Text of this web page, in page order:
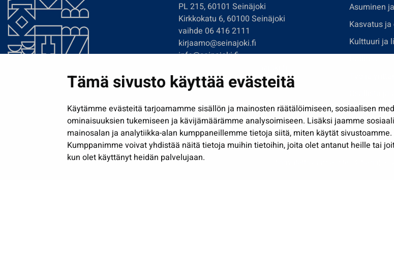
Tämä sivusto käyttää evästeitä
Käytämme evästeitä tarjoamamme sisällön ja mainosten räätälöimiseen, sosiaalisen
ominaisuuksien tukemiseen ja kävijämäärämme analysoimiseen. Lisäksi jaamme
mainosalan ja analytiikka-alan kumppaneillemme tietoja siitä, miten käytät sivustoamme.
Kumppanimme voivat yhdistää näitä tietoja muihin tietoihin, joita olet antanut heille tai
kun olet käyttänyt heidän palvelujaan.
PL 215, 60101 Seinäjoki
Kirkkokatu 6, 60100 Seinäjoki
vaihde 06 416 2111
kirjaamo@seinajoki.fi
info@seinajoki.fi
Tilaa uutiskirje
Asuminen
Kasvatus
Kulttuuri ja
Näytä omat